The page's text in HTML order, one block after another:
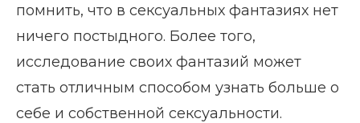
помнить, что в сексуальных фантазиях нет
ничего постыдного. Более того,
исследование своих фантазий может
стать отличным способом узнать больше о
себе и собственной сексуальности.